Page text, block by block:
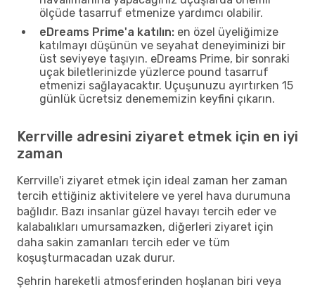
ölçüde tasarruf etmenize yardımcı olabilir.
eDreams Prime'a katılın: en özel üyeliğimize
katılmayı düşünün ve seyahat deneyiminizi bir
üst seviyeye taşıyın. eDreams Prime, bir sonraki
uçak biletlerinizde yüzlerce pound tasarruf
etmenizi sağlayacaktır. Uçuşunuzu ayırtırken 15
günlük ücretsiz denememizin keyfini çıkarın.
Kerrville adresini ziyaret etmek için en iyi
zaman
Kerrville'i ziyaret etmek için ideal zaman her zaman
tercih ettiğiniz aktivitelere ve yerel hava durumuna
bağlıdır. Bazı insanlar güzel havayı tercih eder ve
kalabalıkları umursamazken, diğerleri ziyaret için
daha sakin zamanları tercih eder ve tüm
koşuşturmacadan uzak durur.
Şehrin hareketli atmosferinden hoşlanan biri veya